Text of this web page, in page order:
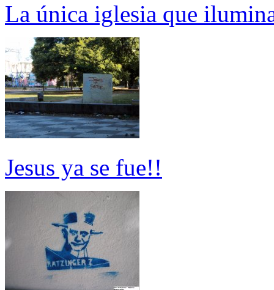
La única iglesia que
Jesus ya se fue!!